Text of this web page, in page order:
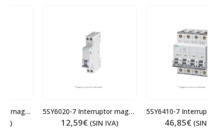
5SY6020-7 Interruptor magnetotérmico
(SIN IVA)
5SY6410-7 Interruptor magnetotérmico
(SIN IVA)